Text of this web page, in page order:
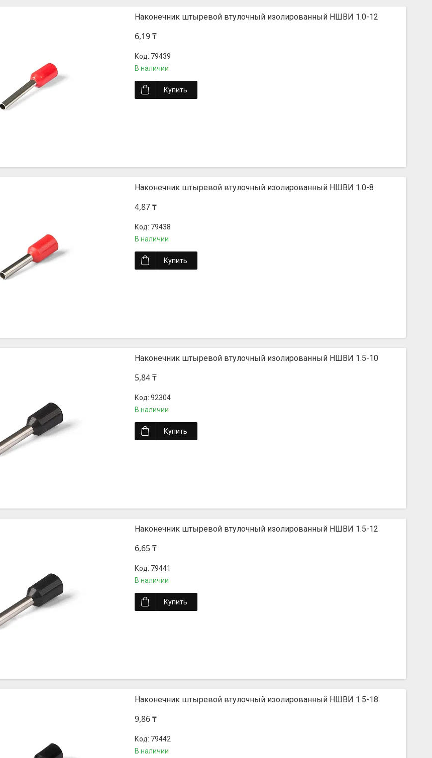
Наконечник штыревой втулочный изолированный НШВИ 1.0-12
6,19 ₸
79439
В наличии
Купить
Наконечник штыревой втулочный изолированный НШВИ 1.0-8
4,87 ₸
79438
В наличии
Купить
Наконечник штыревой втулочный изолированный НШВИ 1.5-10
5,84 ₸
92304
В наличии
Купить
Наконечник штыревой втулочный изолированный НШВИ 1.5-12
6,65 ₸
79441
В наличии
Купить
Наконечник штыревой втулочный изолированный НШВИ 1.5-18
9,86 ₸
79442
В наличии